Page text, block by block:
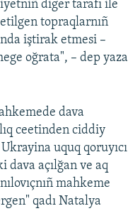
diger tarafı ile
topraqlarnıñ
iştirak etmesi –
oğrata", – dep yaza
dava
ceetinden ciddiy
uquq qoruyıcı
dava açılğan ve aq
mahkeme
qadı Natalya